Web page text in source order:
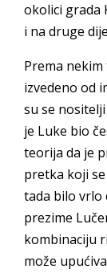
okolici grada
i na druge
Prema
izvedeno od
su se
je Luke bio
teorija da je
pretka koji
tada bilo vrlo
prezime
kombinaciju
može